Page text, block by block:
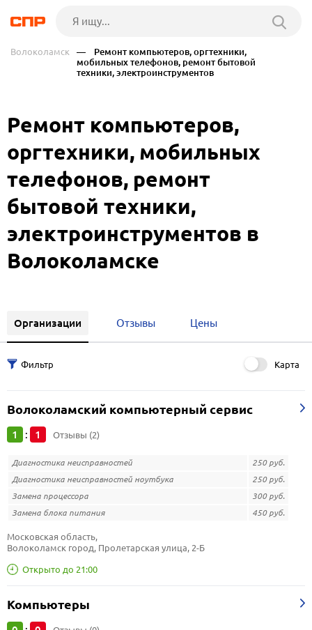
Волоколамск
— Ремонт компьютеров, оргтехники,
мобильных телефонов, ремонт бытовой
техники, электроинструментов
Ремонт компьютеров,
оргтехники, мобильных
телефонов, ремонт
бытовой техники,
электроинструментов в
Волоколамске
Организации Отзывы Цены
Карта
Волоколамский компьютерный сервис
1 : 1 Отзывы (2)
Диагностика неисправностей
250 руб.
Диагностика неисправностей ноутбука
250 руб.
Замена процессора
300 руб.
Замена блока питания
450 руб.
Открыто до 21:00
Московская область,
Волоколамск город, Пролетарская улица, 2-Б
Компьютеры